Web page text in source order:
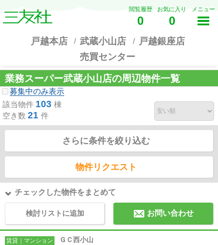
閲覧履歴
0
お気に入り
0
メニュー
戸越本店 武蔵小山店
戸越銀座店
売買センター
業務スーパー武蔵小山店の周辺物件一覧
募集中のみ表示
該当物件 103 棟
空き数 21 件
さらに条件を絞り込む
物件リクエスト
チェックした物件をまとめて
検討リストに追加 お問い合わせ
賃貸｜マンション ＧＣ西小山